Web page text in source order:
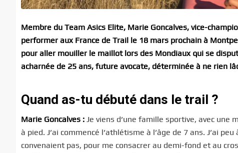
Membre du Team Asics Elite, Marie Goncalves, vice-
performer aux France de Trail le 18 mars prochain à
pour aller mouiller le maillot lors des Mondiaux qui se
acharnée de 25 ans, future avocate, déterminée à ne rien
Quand as-tu débuté dans le trail ?
Marie Goncalves : Je viens d’une famille sportive, avec
à pied. J’ai commencé l’athlétisme à l’âge de 7 ans. J’ai
convenaient pas, pour me consacrer au demi-fond et au